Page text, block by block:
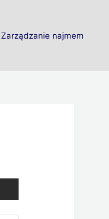
Zarządzanie najmem